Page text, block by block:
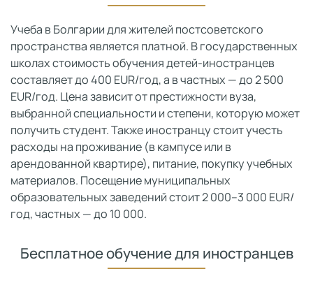
Учеба в Болгарии для жителей постсоветского
пространства является платной. В государственных
школах стоимость обучения детей-иностранцев
составляет до 400 EUR/год, а в частных — до 2 500
EUR/год. Цена зависит от престижности вуза,
выбранной специальности и степени, которую может
получить студент. Также иностранцу стоит учесть
расходы на проживание (в кампусе или в
арендованной квартире), питание, покупку учебных
материалов. Посещение муниципальных
образовательных заведений стоит 2 000–3 000 EUR/
год, частных — до 10 000.
Бесплатное обучение для иностранцев